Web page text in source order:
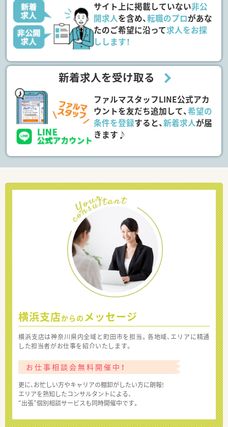
サイト上に掲載していない非公
開求人を含め、転職のプロがあな
たのご希望に沿って求人をお探
しします！
新着求人を受け取る
ファルマスタッフLINE公式アカ
ウントを友だち追加して、希望の
条件を登録すると、新着求人が届
きます♪
横浜支店からの メッセージ
横浜支店は神奈川県内全域と町田市を担当。各地域、エリアに精通
した担当者がお仕事を紹介いたします。
お仕事相談会無料開催中！
更に、お忙しい方やキャリアの棚卸がしたい方に朗報!
エリアを熟知したコンサルタントによる、
“出張”個別相談サービスも同時開催中です。